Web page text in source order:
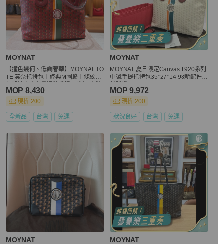
MOYNAT
【撞色幾何、低調奢華】MOYNAT TO
TE 莫奈托特包｜經典M圖騰｜條紋撞
MOP 8,430
現折 200
全新品 台灣 免運
MOYNAT
MOYNAT 夏日限定Canvas 1920系列
中號手提托特包35*27*14 98新配件塵
MOP 9,972
現折 200
狀況良好 台灣 免運
MOYNAT MOYNAT